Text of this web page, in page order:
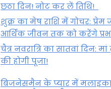
छठा दिन! नोट कर लें तिथि!
शुक्र का मेष राशि में गोचर:
आर्थिक जीवन तक को करेंगे
चैत्र नवरात्रि का सातवां दिन:
की होगी पूजा!
बिजनेसमैन के प्यार में मलाइका